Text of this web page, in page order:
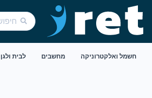
חשמל ואלקטרוניקה מחשבים לבית ולגן